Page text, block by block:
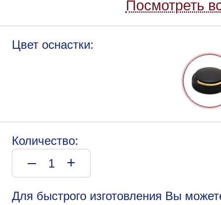
Посмотреть
Цвет оснастки:
Количество:
– +
Для быстрого изготовления Вы